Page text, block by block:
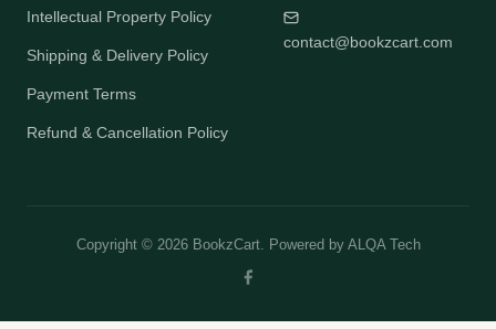
Intellectual Property Policy
Shipping & Delivery Policy
Payment Terms
Refund & Cancellation Policy
contact@bookzcart.com
Copyright © 2026 BookzCart. Powered by ALQA Tech